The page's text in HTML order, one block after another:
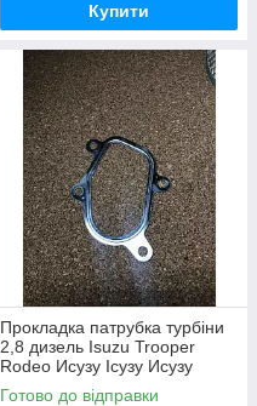
Купити
Прокладка патрубка турбіни
2,8 дизель Isuzu Trooper
Rodeo Исузу Ісузу Исузу
Родео Трупер
Готово до відправки